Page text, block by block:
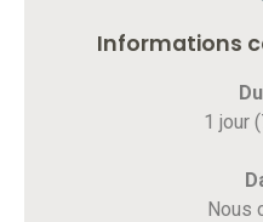
Informations
1 jour
Nous